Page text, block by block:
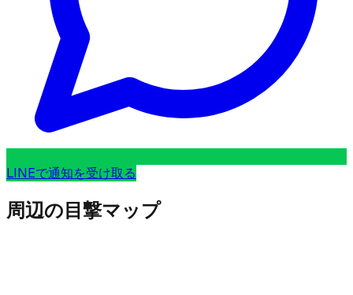
LINEで通知を受け取る
周辺の目撃マップ